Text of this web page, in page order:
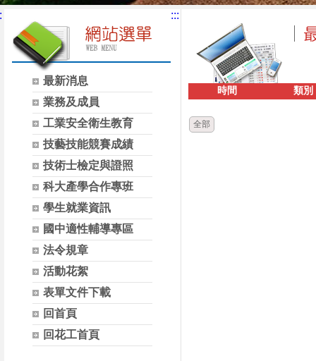
最新消息
業務及成員
工業安全衛生教育
技藝技能競賽成績
技術士檢定與證照
科大產學合作專班
學生就業資訊
國中適性輔導專區
法令規章
活動花絮
表單文件下載
回首頁
回花工首頁
:::
時間 類別
全部